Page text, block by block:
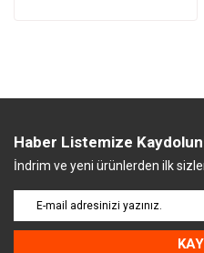
Haber Listemize
İndrim ve yeni ürünlerden ilk